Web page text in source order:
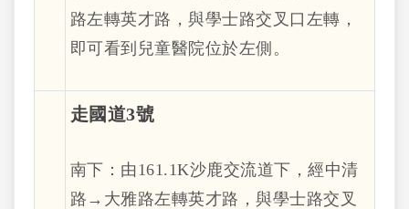
路左轉英才路，與學士路交叉口左轉，
即可看到兒童醫院位於左側。
走國道3號
南下：由161.1K沙鹿交流道下，經中清
路→大雅路左轉英才路，與學士路交叉